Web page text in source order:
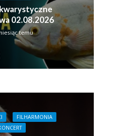
02.08.2026
temu
FILHARMONIA